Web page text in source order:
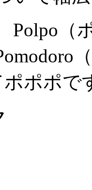
Polpo（
ポポで